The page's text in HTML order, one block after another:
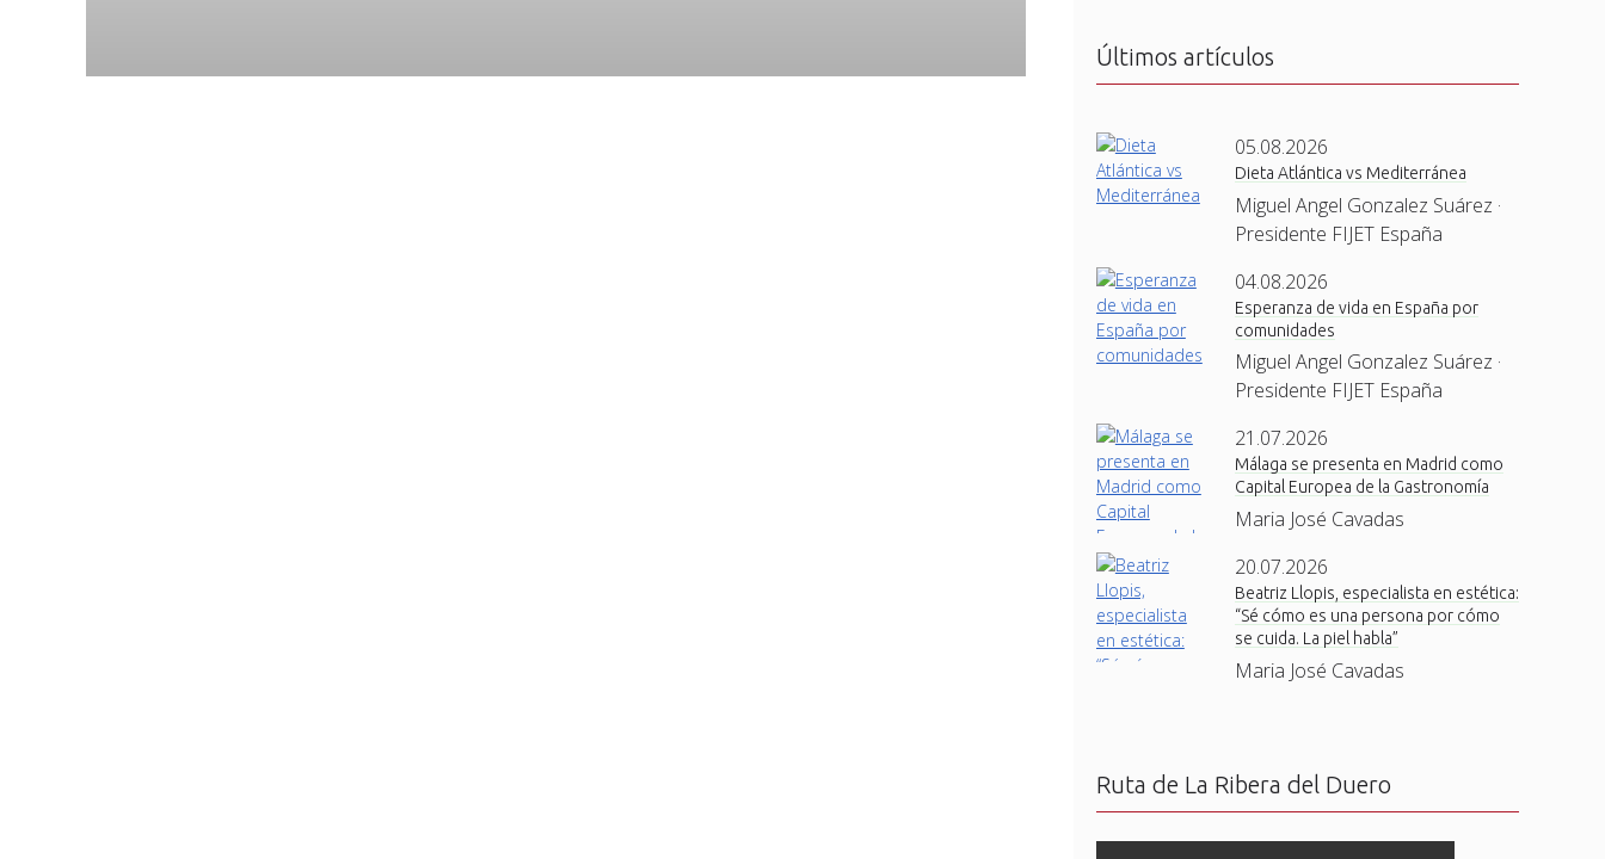
Últimos artículos
05.08.2026
Dieta Atlántica vs Mediterránea
Miguel Angel Gonzalez Suárez ·
Presidente FIJET España
04.08.2026
Esperanza de vida en España por
comunidades
Miguel Angel Gonzalez Suárez ·
Presidente FIJET España
21.07.2026
Málaga se presenta en Madrid como
Capital Europea de la Gastronomía
Maria José Cavadas
20.07.2026
Beatriz Llopis, especialista en estética:
“Sé cómo es una persona por cómo
se cuida. La piel habla”
Maria José Cavadas
Ruta de La Ribera del Duero